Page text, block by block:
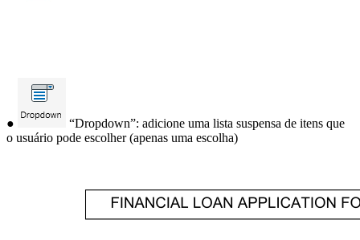
●
“Dropdown”: adicione uma lista suspensa de itens que
o usuário pode escolher (apenas uma escolha)